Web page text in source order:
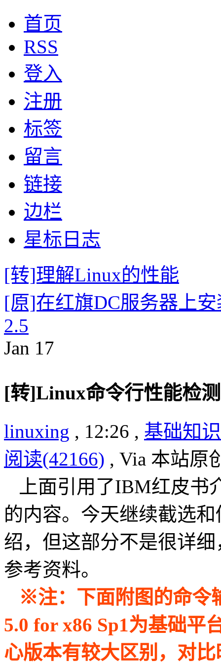
首页
RSS
登入
注册
标签
留言
链接
边栏
星标日志
[转]理解Linux的性能
[原]在红旗DC服务器上安
2.5
Jan 17
[转]Linux命令行性能检
linuxing , 12:26 , 基础知识
阅读(42166) , Via 本站原
上面引用了IBM红皮书
的内容。今天继续截选
绍，但这部分不是很详
参考资料。
※注：下面附图的命令
5.0 for x86 Sp1为基础平
心版本有较大区别，对